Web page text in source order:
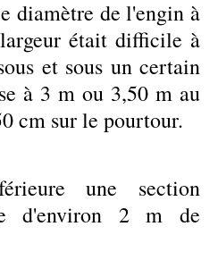
diamètre de l'engin à
était difficile à
et sous un certain
à 3 m ou 3,50 m au
cm sur le pourtour.
une section
d'environ 2 m de